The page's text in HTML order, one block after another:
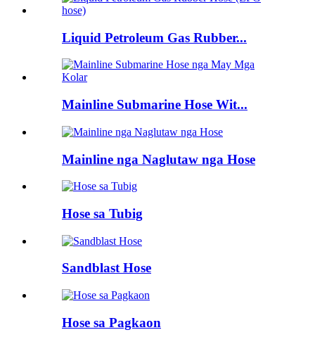
Liquid Petroleum Gas Rubber...
Mainline Submarine Hose Wit...
Mainline nga Naglutaw nga Hose
Hose sa Tubig
Sandblast Hose
Hose sa Pagkaon